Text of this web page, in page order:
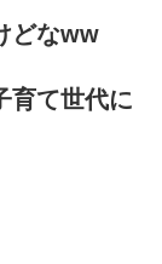
どなww
育て世代に